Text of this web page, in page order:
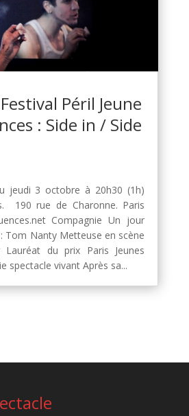
Péril Jeune
: Side in / Side
jeudi 3 octobre à 20h30 (1h)
190 rue de Charonne. Paris
Compagnie Un jour
Tom Nanty Metteuse en scène
Lauréat du prix Paris Jeunes
spectacle vivant Après sa...